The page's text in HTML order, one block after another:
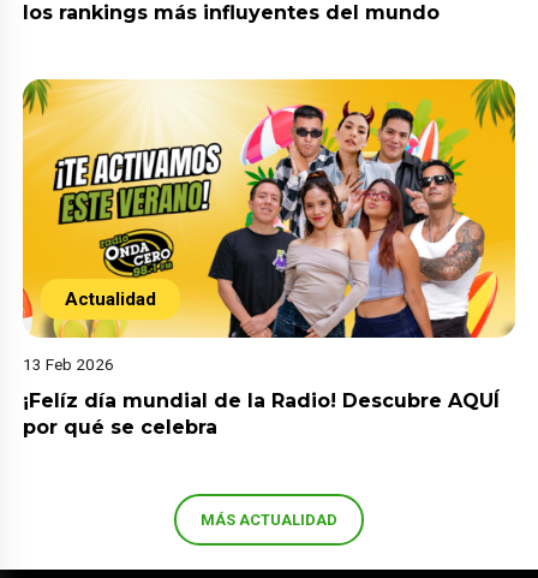
los rankings más influyentes del mundo
Actualidad
13 Feb 2026
¡Felíz día mundial de la Radio! Descubre AQUÍ
por qué se celebra
MÁS ACTUALIDAD